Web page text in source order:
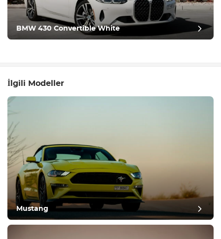
BMW 430 Convertible White
İlgili Modeller
Mustang